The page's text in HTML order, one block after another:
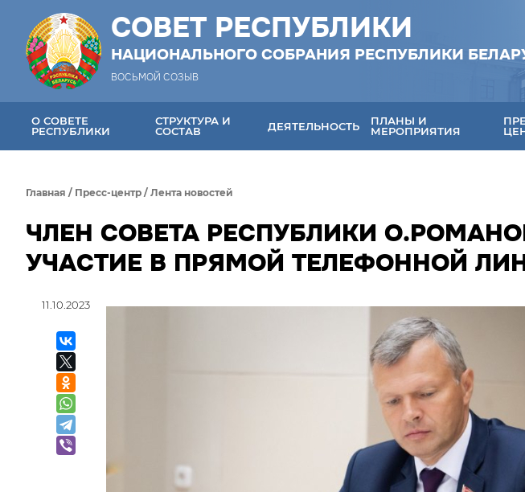
СОВЕТ РЕСПУБЛИКИ
НАЦИОНАЛЬНОГО СОБРАНИЯ РЕСПУБЛИКИ
ВОСЬМОЙ СОЗЫВ
О СОВЕТЕ
РЕСПУБЛИКИ
СТРУКТУРА И
СОСТАВ
ДЕЯТЕЛЬНОСТЬ
ПЛАНЫ И
МЕРОПРИЯТИЯ
Главная / Пресс-центр / Лента новостей
ЧЛЕН СОВЕТА РЕСПУБЛИКИ
УЧАСТИЕ В ПРЯМОЙ ТЕЛЕФОННОЙ
11.10.2023